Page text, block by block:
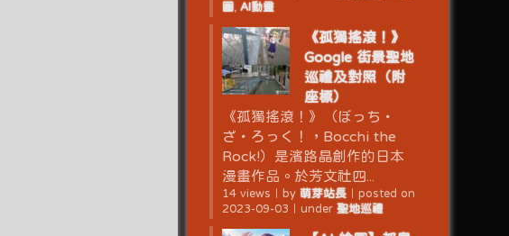
圖, AI動畫
《孤獨搖滾！》
Google 街景聖地
巡禮及對照（附
座標）
《孤獨搖滾！》（ぼっち・
ざ・ろっく！，Bocchi the
Rock!）是濱路晶創作的日本
漫畫作品。於芳文社四...
14 views by 萌芽站長｜ posted on
2023-09-03
under 聖地巡禮